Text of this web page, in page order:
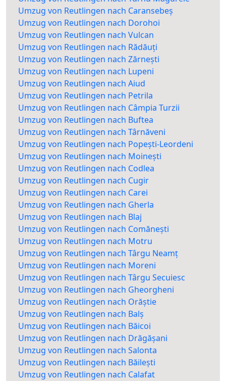
Umzug von Reutlingen nach Caransebeș
Umzug von Reutlingen nach Dorohoi
Umzug von Reutlingen nach Vulcan
Umzug von Reutlingen nach Rădăuți
Umzug von Reutlingen nach Zărnești
Umzug von Reutlingen nach Lupeni
Umzug von Reutlingen nach Aiud
Umzug von Reutlingen nach Petrila
Umzug von Reutlingen nach Câmpia Turzii
Umzug von Reutlingen nach Buftea
Umzug von Reutlingen nach Târnăveni
Umzug von Reutlingen nach Popești-Leordeni
Umzug von Reutlingen nach Moinești
Umzug von Reutlingen nach Codlea
Umzug von Reutlingen nach Cugir
Umzug von Reutlingen nach Carei
Umzug von Reutlingen nach Gherla
Umzug von Reutlingen nach Blaj
Umzug von Reutlingen nach Comănești
Umzug von Reutlingen nach Motru
Umzug von Reutlingen nach Târgu Neamț
Umzug von Reutlingen nach Moreni
Umzug von Reutlingen nach Târgu Secuiesc
Umzug von Reutlingen nach Gheorgheni
Umzug von Reutlingen nach Orăștie
Umzug von Reutlingen nach Balș
Umzug von Reutlingen nach Băicoi
Umzug von Reutlingen nach Drăgășani
Umzug von Reutlingen nach Salonta
Umzug von Reutlingen nach Băilești
Umzug von Reutlingen nach Calafat